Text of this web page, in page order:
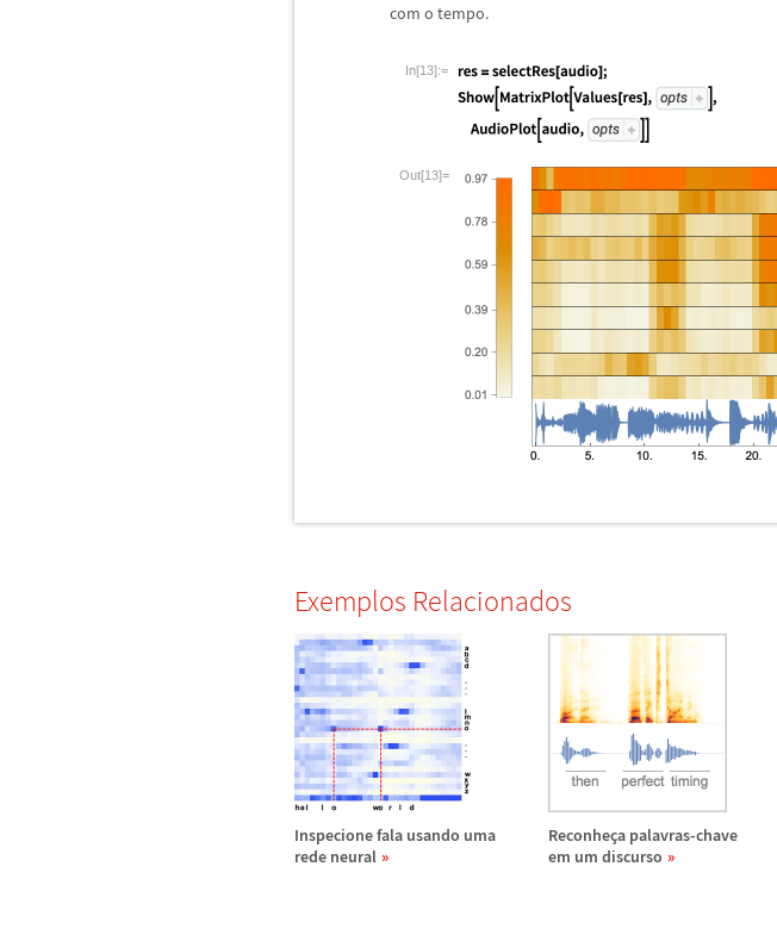
com o tempo.
In[13]:=
Out[13]=
Exemplos Relacionados
Inspecione fala usando uma
rede neural
Reconheça palavras-chave
em um discurso